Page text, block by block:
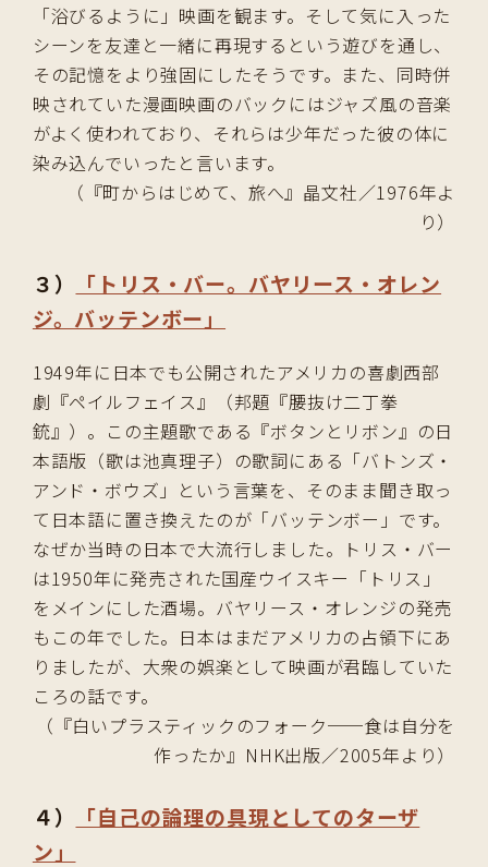
「浴びるように」映画を観ます。そして気に入った
シーンを友達と一緒に再現するという遊びを通し、
その記憶をより強固にしたそうです。また、同時併
映されていた漫画映画のバックにはジャズ風の音楽
がよく使われており、それらは少年だった彼の体に
染み込んでいったと言います。
（『町からはじめて、旅へ』晶文社／1976年よ
り）
３）
「トリス・バー。バヤリース・オレン
ジ。バッテンボー」
1949年に日本でも公開されたアメリカの喜劇西部
劇『ペイルフェイス』（邦題『腰抜け二丁拳
銃』）。この主題歌である『ボタンとリボン』の日
本語版（歌は池真理子）の歌詞にある「バトンズ・
アンド・ボウズ」という言葉を、そのまま聞き取っ
て日本語に置き換えたのが「バッテンボー」です。
なぜか当時の日本で大流行しました。トリス・バー
は1950年に発売された国産ウイスキー「トリス」
をメインにした酒場。バヤリース・オレンジの発売
もこの年でした。日本はまだアメリカの占領下にあ
りましたが、大衆の娯楽として映画が君臨していた
ころの話です。
（『白いプラスティックのフォーク──食は自分を
作ったか』NHK出版／2005年より）
４）
「自己の論理の具現としてのターザ
ン」